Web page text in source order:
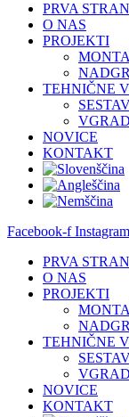
PRVA STRAN
O NAS
PROJEKTI
TEHNIČNE
NOVICE
KONTAKT
Facebook-f Instagram
PRVA STRAN
O NAS
PROJEKTI
TEHNIČNE
NOVICE
KONTAKT